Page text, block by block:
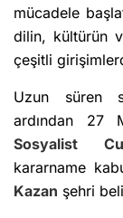
mücadele
dilin, kültürün
çeşitli
Uzun süren
ardından 27
Sosyalist
kararname
Kazan şehri